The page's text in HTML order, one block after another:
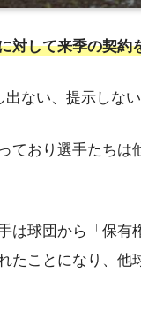
対して来季の契約
ない、提示しない
ており選手たちは
は球団から「保
たことになり、他